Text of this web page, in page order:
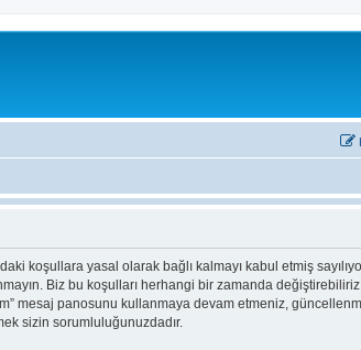
koşullara yasal olarak bağlı kalmayı kabul etmiş
Biz bu koşulları herhangi bir zamanda
mesaj panosunu kullanmaya devam etmeniz,
sizin sorumluluğunuzdadır.